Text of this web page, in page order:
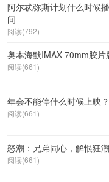
阿尔忒弥斯计划什么时候
间
阅读(792)
奥本海默IMAX 70mm胶片
阅读(661)
年会不能停什么时候上映
阅读(661)
怒潮：兄弟同心，解恨狂
阅读(661)